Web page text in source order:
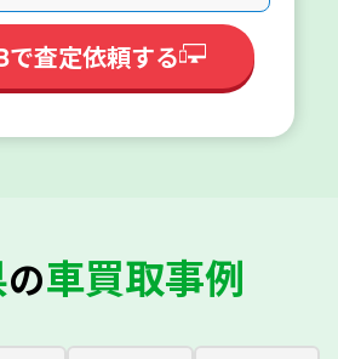
で査定依頼する
の車買取事例